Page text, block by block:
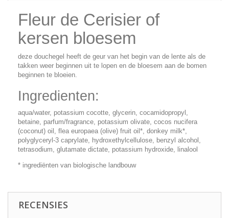
Fleur de Cerisier of
kersen bloesem
deze douchegel heeft de geur van het begin van de lente als de
takken weer beginnen uit te lopen en de bloesem aan de bomen
beginnen te bloeien.
Ingredienten:
aqua/water, potassium cocotte, glycerin, cocamidopropyl,
betaine, parfum/fragrance, potassium olivate, cocos nucifera
(coconut) oil, flea europaea (olive) fruit oil*, donkey milk*,
polyglyceryl-3 caprylate, hydroxethylcellulose, benzyl alcohol,
tetrasodium, glutamate dictate, potassium hydroxide, linalool
* ingrediënten van biologische landbouw
RECENSIES